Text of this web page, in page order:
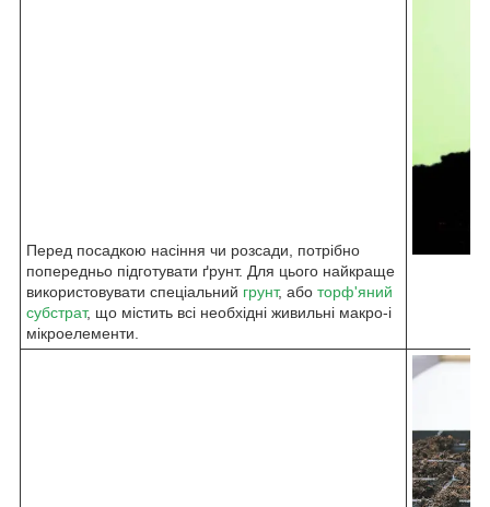
Перед посадкою насіння чи розсади, потрібно
попередньо підготувати ґрунт. Для цього найкраще
використовувати спеціальний грунт, або торф'яний
субстрат, що містить всі необхідні живильні макро-і
мікроелементи.